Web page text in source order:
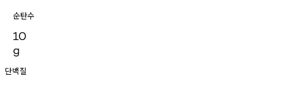
순탄수
10
g
단백질